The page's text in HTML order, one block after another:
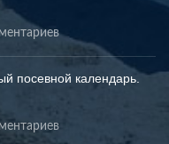
посевной календарь.